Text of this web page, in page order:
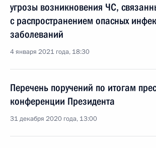
угрозы возникновения ЧС,
с распространением опасных
заболеваний
4 января 2021 года, 18:30
Перечень поручений по итогам
конференции Президента
31 декабря 2020 года, 13:00